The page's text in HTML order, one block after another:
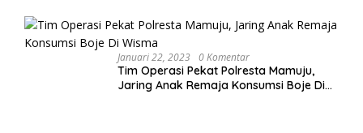
Januari 22, 2023 0 Komentar
Tim Operasi Pekat Polresta Mamuju,
Jaring Anak Remaja Konsumsi Boje Di